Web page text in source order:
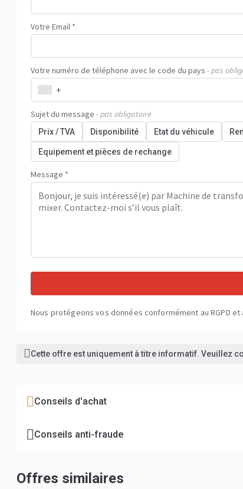
Votre Email *
Votre numéro de téléphone avec le code du pays - pas
+
Sujet du message - pas obligatoire
Prix / TVA Disponibilité Etat du véhicule
Equipement et pièces de rechange
Message *
Nous protégeons vos données conformément au RGPD
Cette offre est uniquement à titre informatif. Veuillez
Conseils d'achat
Conseils anti-fraude
Offres similaires